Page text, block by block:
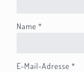
Name *
E-Mail-Adresse *